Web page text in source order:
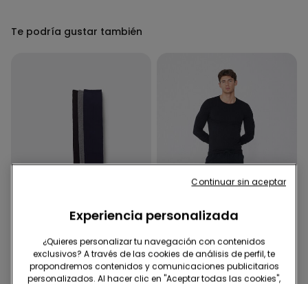
Te podría gustar también
2 Colores
Camisetas 2ª al -50%
4 Colores
Experiencia personalizada
¿Quieres personalizar tu navegación con contenidos
exclusivos? A través de las cookies de análisis de perfil, te
propondremos contenidos y comunicaciones publicitarios
personalizados. Al hacer clic en "Aceptar todas las cookies",
Continuar sin aceptar